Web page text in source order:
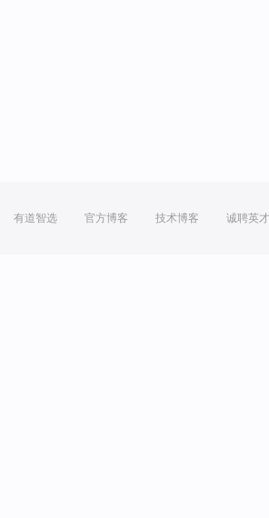
有道智选 官方博客 技术博客 诚聘英才